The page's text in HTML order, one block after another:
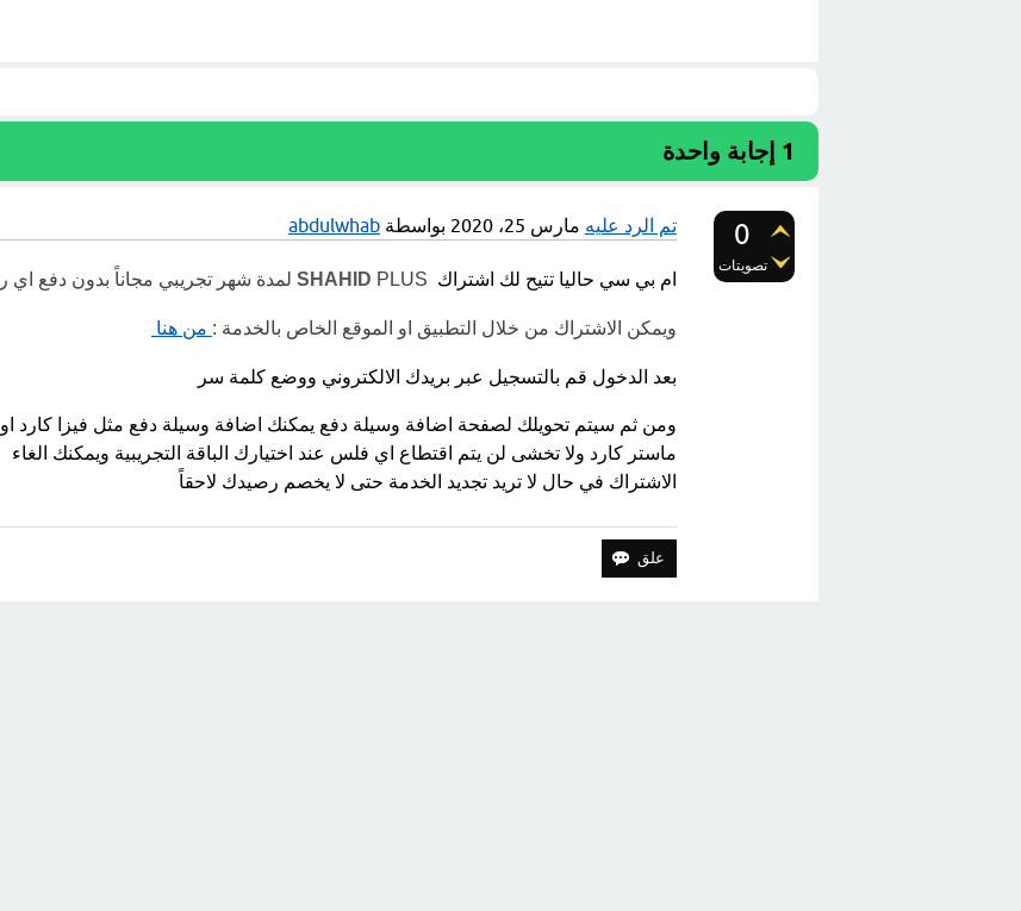
1 إجابة واحدة
0
تصويتات
تم الرد عليه مارس 25، 2020 بواسطةabdulwhab
ام بي سي حاليا تتيح لك اشتراك SHAHID PLUS لمدة شهر تجريبي مجاناً بدون دفع اي رسوم
ويمكن الاشتراك من خلال التطبيق او الموقع الخاص بالخدمة : من هنا
بعد الدخول قم بالتسجيل عبر بريدك الالكتروني ووضع كلمة سر
ومن ثم سيتم تحويلك لصفحة اضافة وسيلة دفع يمكنك اضافة وسيلة دفع مثل فيزا كارد او
ماستر كارد ولا تخشى لن يتم اقتطاع اي فلس عند اختيارك الباقة التجريبية ويمكنك الغاء
الاشتراك في حال لا تريد تجديد الخدمة حتى لا يخصم رصيدك لاحقاً